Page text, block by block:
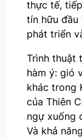
thực tế,
tín hữu
phát triển
Trình thuật
hàm ý: gió
khác trong
của Thiên
ngự xuống
Và khả